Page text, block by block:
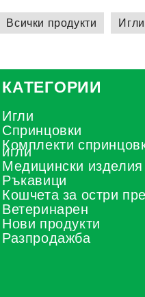
Всички продукти
КАТЕГОРИИ
Игли
Спринцовки
Комплекти
игли
Медицински изделия
Ръкавици
Кошчета за остри
Ветеринарен
Нови продукти
Разпродажба